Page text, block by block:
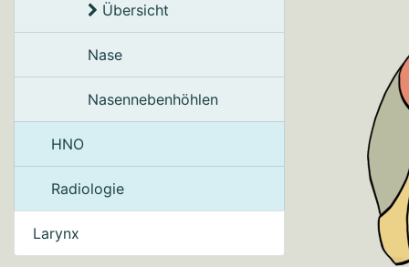
Übersicht
Nase
Nasennebenhöhlen
HNO
Radiologie
Larynx